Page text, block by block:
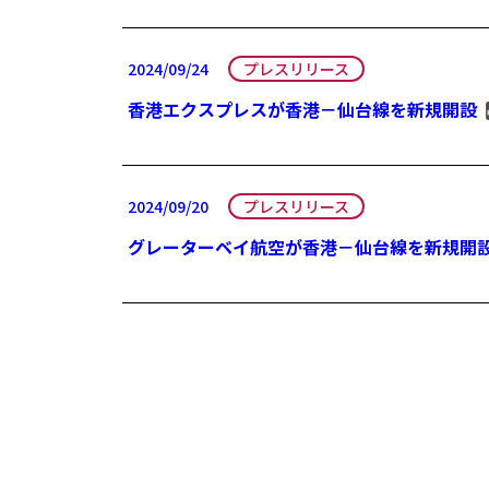
2024/09/24 プレスリリース
香港エクスプレスが香港－仙台線を新規開設
2024/09/20 プレスリリース
グレーターベイ航空が香港－仙台線を新規開